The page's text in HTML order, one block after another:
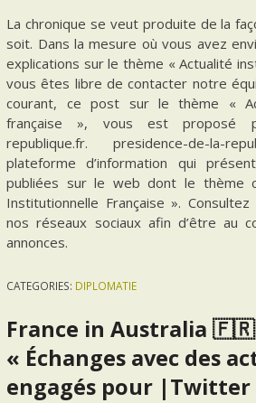
La chronique se veut produite de la
soit. Dans la mesure où vous avez
explications sur le thème « Actualité
vous êtes libre de contacter notre
courant, ce post sur le thème «
française », vous est proposé
republique.fr. presidence-de-la-
plateforme d’information qui
publiées sur le web dont le thème
Institutionnelle Française ».
nos réseaux sociaux afin d’être au
annonces.
CATEGORIES: DIPLOMATIE
France in Australia
« Échanges avec des
engagés pour |Twitter